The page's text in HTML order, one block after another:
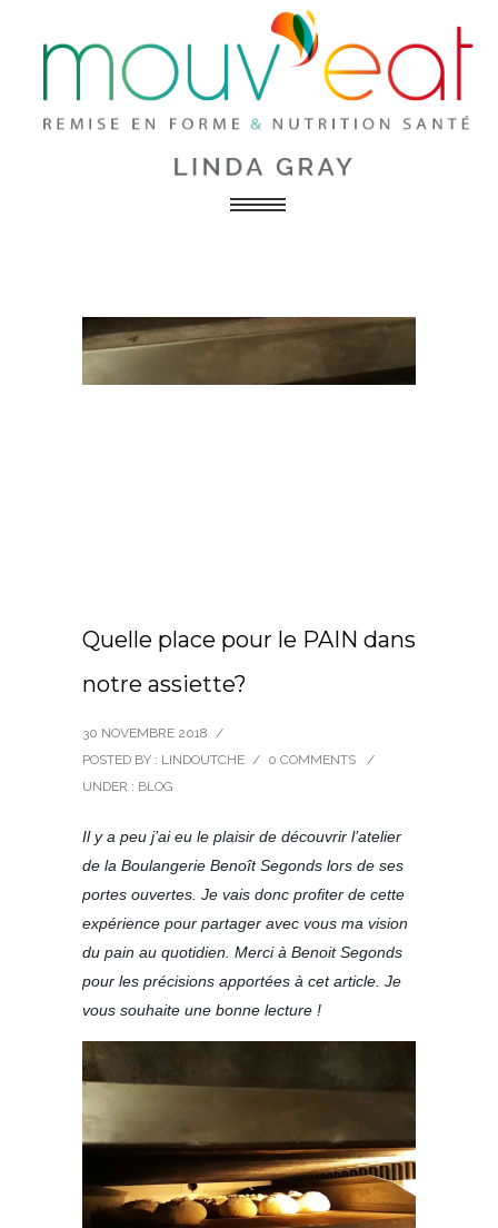
Quelle place pour le PAIN dans
notre assiette?
30 NOVEMBRE 2018 /
POSTED BY : LINDOUTCHE / 0 COMMENTS
/
UNDER : BLOG
Il y a peu j’ai eu le plaisir de découvrir l’atelier
de la Boulangerie Benoît Segonds lors de ses
portes ouvertes. Je vais donc profiter de cette
expérience pour partager avec vous ma vision
du pain au quotidien. Merci à Benoit Segonds
pour les précisions apportées à cet article. Je
vous souhaite une bonne lecture !